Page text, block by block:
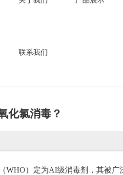
联系我们
化氯消毒？
WHO）定为AI级消毒剂，其被广